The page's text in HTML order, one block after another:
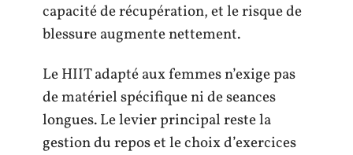
capacité de récupération, et le risque de
blessure augmente nettement.
Le HIIT adapté aux femmes n’exige pas
de matériel spécifique ni de seances
longues. Le levier principal reste la
gestion du repos et le choix d’exercices